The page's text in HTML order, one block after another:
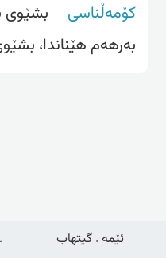
کۆمەڵناسی
بشێوی
بەرهەم هێناندا،
ئێمە . گیتهاب